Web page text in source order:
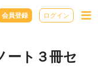
会員登録 ログイン
ート３冊セ